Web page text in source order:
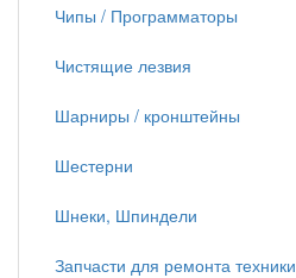
Чипы / Программаторы
Чистящие лезвия
Шарниры / кронштейны
Шестерни
Шнеки, Шпиндели
Запчасти для ремонта техники